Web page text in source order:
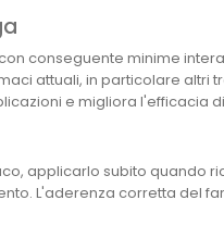
conseguente minime
attuali, in particolare
e migliora l'efficacia
applicarlo subito quando
L'aderenza corretta del